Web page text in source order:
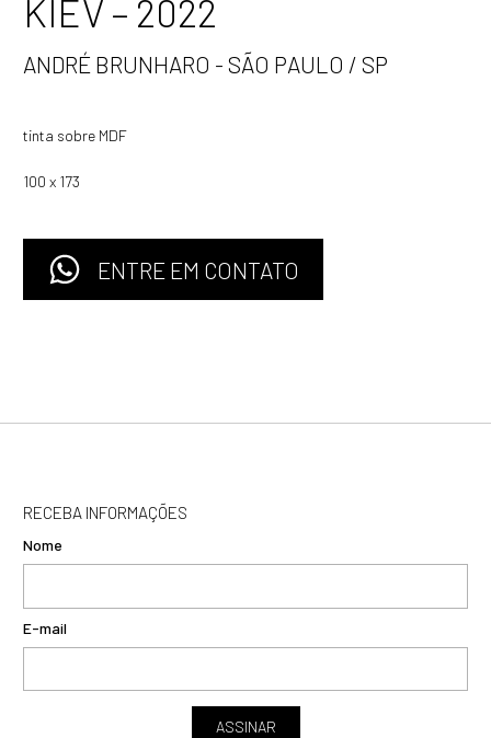
KIEV – 2022
ANDRÉ BRUNHARO - SÃO PAULO / SP
tinta sobre MDF
100 x 173
ENTRE EM CONTATO
RECEBA INFORMAÇÕES
Nome
E-mail
ASSINAR